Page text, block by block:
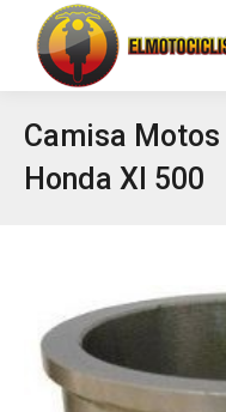
Camisa Motos
Honda Xl 500